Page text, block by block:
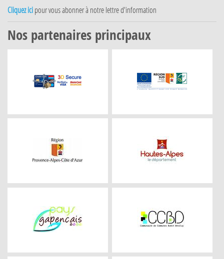
Cliquez ici pour vous abonner à notre lettre d'information
Nos partenaires principaux